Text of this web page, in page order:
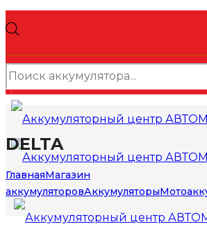
Поиск
товаров
DELTA
ГлавнаяМагазин
аккумуляторовАккумуляторы